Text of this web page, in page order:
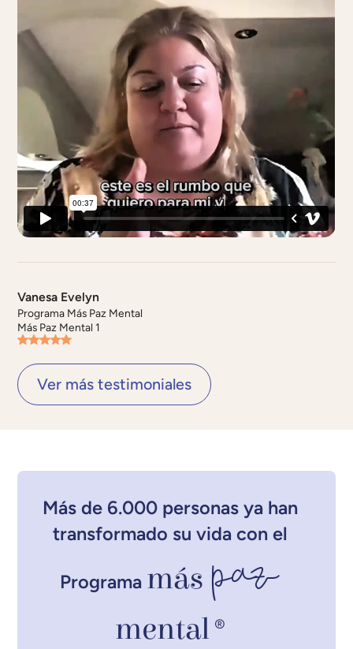
Vanesa Evelyn
Programa Más Paz Mental
Más Paz Mental 1
Ver más testimoniales
Más de 6.000 personas ya han
transformado su vida con el
Programa más paz
mental ®